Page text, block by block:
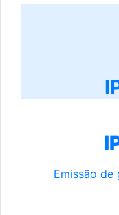
Emissão de